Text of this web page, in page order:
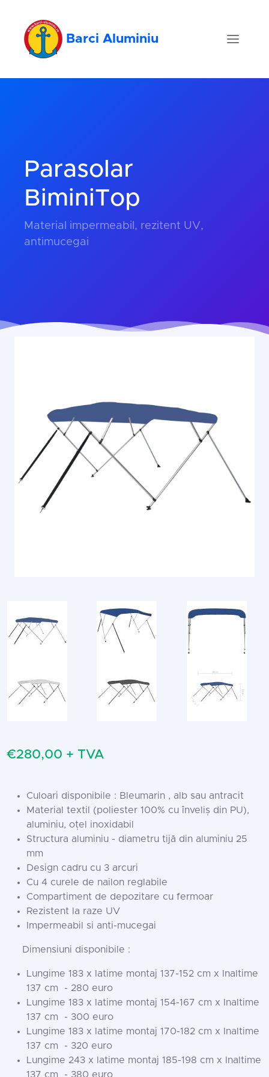
Barci Aluminiu
Parasolar
BiminiTop
Material impermeabil, rezitent UV,
antimucegai
€280,00 + TVA
Culoari disponibile : Bleumarin , alb sau antracit
Material textil (poliester 100% cu înveliș din PU),
aluminiu, oțel inoxidabil
Structura aluminiu - diametru tijă din aluminiu 25
mm
Design cadru cu 3 arcuri
Cu 4 curele de nailon reglabile
Compartiment de depozitare cu fermoar
Rezistent la raze UV
Impermeabil si anti-mucegai
Dimensiuni disponibile :
Lungime 183 x latime montaj 137-152 cm x Inaltime
137 cm - 280 euro
Lungime 183 x latime montaj 154-167 cm x Inaltime
137 cm - 300 euro
Lungime 183 x latime montaj 170-182 cm x Inaltime
137 cm - 320 euro
Lungime 243 x latime montaj 185-198 cm x Inaltime
137 cm - 380 euro